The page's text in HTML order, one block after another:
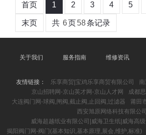
首页 1 2 3 4 5
末页 共 6页58条记录
关于我们 服务指南 维修资讯
友情链接： 乐享商贸|宝鸡乐享商贸有限公司
京山招聘网-京山英才网-京山人才网
成都
大连阀门网-球阀,闸阀,截止阀,止回阀,过滤器
莆田
西安旭原网络科技有限公司
威海超越纸业有限公司|威海卫生纸|威海高
揭阳阀门网-阀门(基本知识,基本原理,展会,维护,标准)